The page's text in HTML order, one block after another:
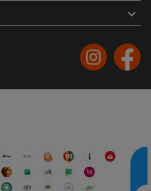
keyboard_arrow_down